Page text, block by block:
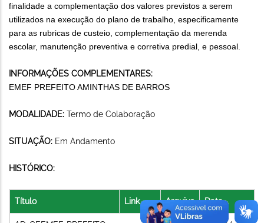
finalidade a complementação dos valores previstos a serem
utilizados na execução do plano de trabalho, especificamente
para as rubricas de custeio, complementação da merenda
escolar, manutenção preventiva e corretiva predial, e pessoal.
INFORMAÇÕES COMPLEMENTARES:
EMEF PREFEITO AMINTHAS DE BARROS
MODALIDADE: Termo de Colaboração
SITUAÇÃO: Em Andamento
HISTÓRICO:
Título Link Arquivo Data